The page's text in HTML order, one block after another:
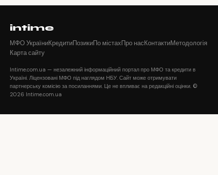
intime
МФО УкраїниКредитиПозикиПо містахПро насКонтактиМетодологія
Карта сайту
Intime.com.ua — незалежний інформаційний портал про МФО та кредити в
Україні. Ліцензовані МФО під наглядом НБУ. Сайт може отримувати
партнерську комісію за посиланнями. Це не впливає на редакційні оцінки. ©
2026 Intime.com.ua